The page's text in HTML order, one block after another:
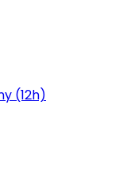
(12h)